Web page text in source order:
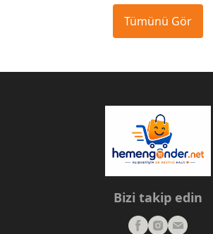
Tümünü Gör
Bizi takip edin